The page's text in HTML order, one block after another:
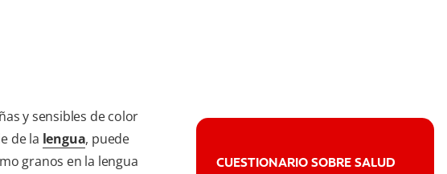
y sensibles de color
de la lengua, puede
granos en la lengua
CUESTIONARIO SOBRE SALUD